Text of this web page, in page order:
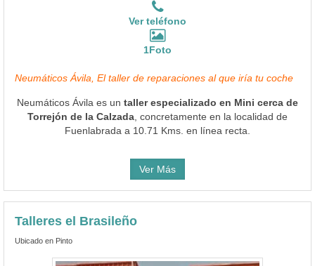
Ver teléfono
1Foto
Neumáticos Ávila, El taller de reparaciones al que iría tu coche
Neumáticos Ávila es un taller especializado en Mini cerca de
Torrejón de la Calzada , concretamente en la localidad de
Fuenlabrada a 10.71 Kms. en línea recta.
Ver Más
Talleres el Brasileño
Ubicado en Pinto